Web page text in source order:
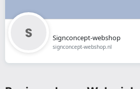
Signconcept-webshop
signconcept-webshop.nl